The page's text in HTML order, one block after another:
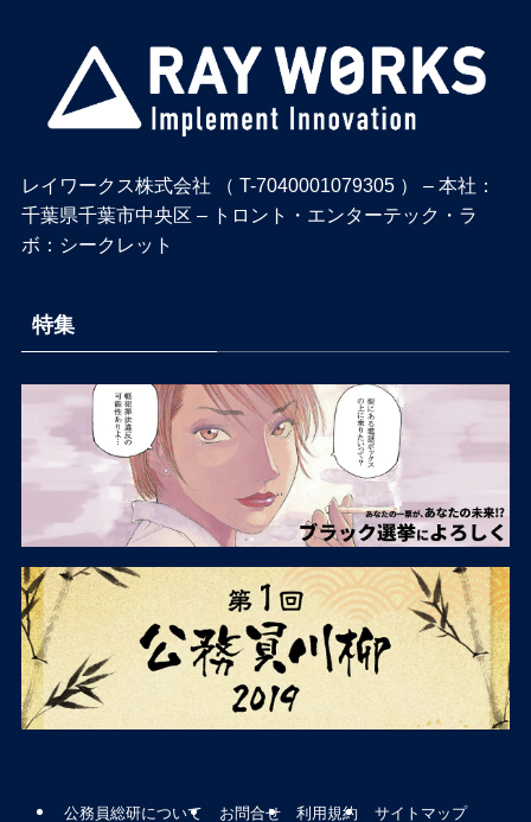
レイワークス株式会社 （ T-7040001079305 ） – 本社：
千葉県千葉市中央区 – トロント・エンターテック・ラ
ボ：シークレット
特集
公務員総研について お問合せ 利用規約 サイトマップ